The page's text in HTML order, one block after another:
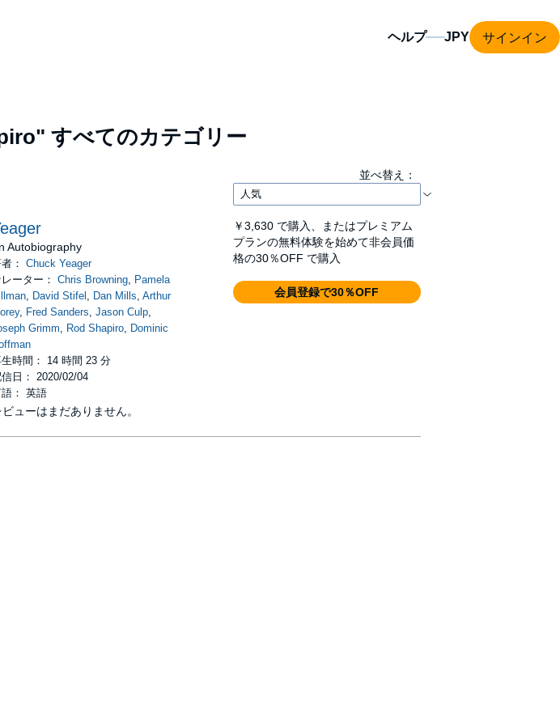
ヘルプ サインイン
すべてのカテゴリー
並べ替え：
Autobiography
者：Chuck Yeager
レーター：Chris Browning, Pamela
, David Stifel , Dan Mills,Arthur
, Fred Sanders,Jason Culp,
Grimm, Rod Shapiro, Dominic
生時間： 14 時間 23 分
日： 2020/02/04
語： 英語
ビューはまだありません。
￥3,630 で購入、またはプレミアム
プランの無料体験を始めて非会員価
格の30％OFF で購入
会員登録で30％OFF